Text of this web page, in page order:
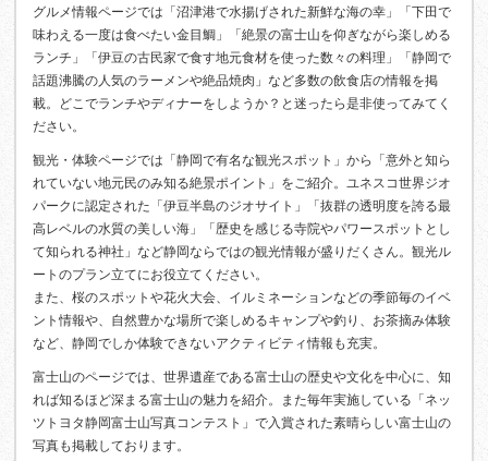
グルメ情報ページでは「沼津港で水揚げされた新鮮な海の幸」「下田で
味わえる一度は食べたい金目鯛」「絶景の富士山を仰ぎながら楽しめる
ランチ」「伊豆の古民家で食す地元食材を使った数々の料理」「静岡で
話題沸騰の人気のラーメンや絶品焼肉」など多数の飲食店の情報を掲
載。どこでランチやディナーをしようか？と迷ったら是非使ってみてく
ださい。
観光・体験ページでは「静岡で有名な観光スポット」から「意外と知ら
れていない地元民のみ知る絶景ポイント」をご紹介。ユネスコ世界ジオ
パークに認定された「伊豆半島のジオサイト」「抜群の透明度を誇る最
高レベルの水質の美しい海」「歴史を感じる寺院やパワースポットとし
て知られる神社」など静岡ならではの観光情報が盛りだくさん。観光ル
ートのプラン立てにお役立てください。
また、桜のスポットや花火大会、イルミネーションなどの季節毎のイベ
ント情報や、自然豊かな場所で楽しめるキャンプや釣り、お茶摘み体験
など、静岡でしか体験できないアクティビティ情報も充実。
富士山のページでは、世界遺産である富士山の歴史や文化を中心に、知
れば知るほど深まる富士山の魅力を紹介。また毎年実施している「ネッ
ツトヨタ静岡富士山写真コンテスト」で入賞された素晴らしい富士山の
写真も掲載しております。